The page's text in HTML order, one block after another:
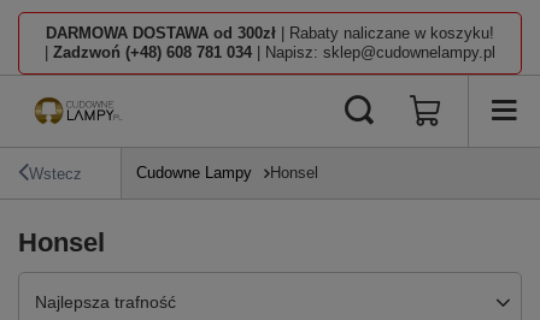
DARMOWA DOSTAWA od 300zł | Rabaty naliczane w koszyku!
Zadzwoń (+48) 608 781 034 | Napisz: sklep@cudownelampy.pl
Wstecz Cudowne Lampy Honsel
Honsel
Zmień sortowanie
Najlepsza trafność